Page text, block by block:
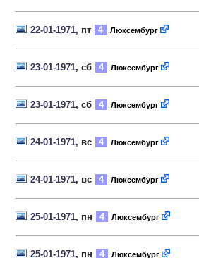
22-01-1971, пт 4 Люксембург
23-01-1971, сб 4 Люксембург
23-01-1971, сб 4 Люксембург
24-01-1971, вс 4 Люксембург
24-01-1971, вс 4 Люксембург
25-01-1971, пн 4 Люксембург
25-01-1971, пн 4 Люксембург